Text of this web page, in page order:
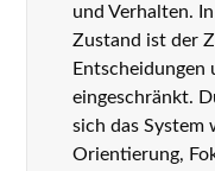
und Verhalten.
Zustand ist der
Entscheidungen
eingeschränkt.
sich das System
Orientierung,